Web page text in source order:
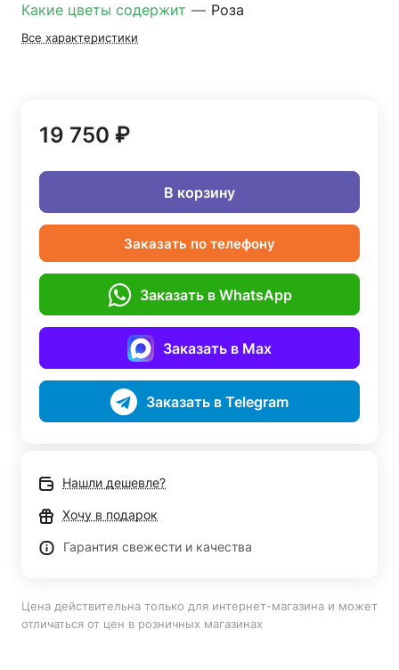
Какие цветы содержит — Роза
Все характеристики
19 750 ₽
В корзину
Заказать по телефону
Заказать в WhatsApp
Заказать в Max
Заказать в Telegram
Нашли дешевле?
Хочу в подарок
Гарантия свежести и качества
Цена действительна только для интернет-магазина и может
отличаться от цен в розничных магазинах